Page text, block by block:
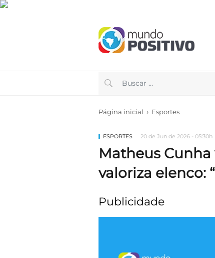
Página inicial › Esportes
ESPORTES 20 de Jun de 2026 - 05:30h
Matheus Cunha
valoriza elenco:
Publicidade